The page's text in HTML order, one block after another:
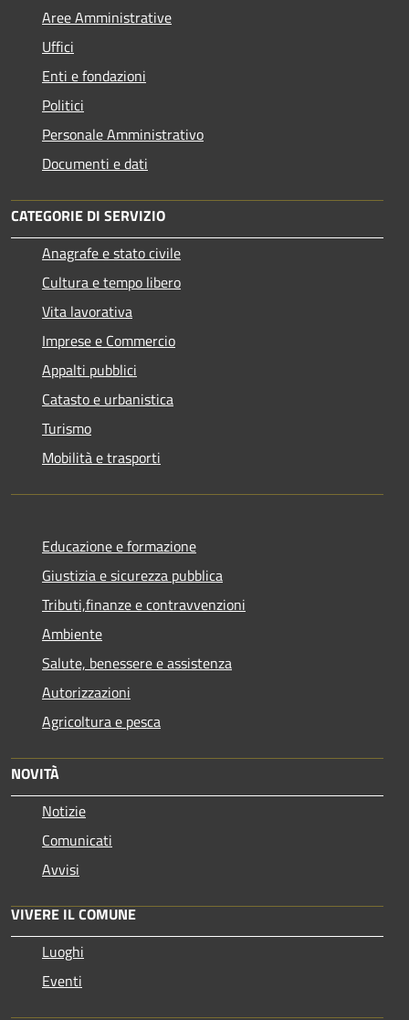
Aree Amministrative
Uffici
Enti e fondazioni
Politici
Personale Amministrativo
Documenti e dati
CATEGORIE DI SERVIZIO
Anagrafe e stato civile
Cultura e tempo libero
Vita lavorativa
Imprese e Commercio
Appalti pubblici
Catasto e urbanistica
Turismo
Mobilità e trasporti
Educazione e formazione
Giustizia e sicurezza pubblica
Tributi,finanze e contravvenzioni
Ambiente
Salute, benessere e assistenza
Autorizzazioni
Agricoltura e pesca
NOVITÀ
Notizie
Comunicati
Avvisi
VIVERE IL COMUNE
Luoghi
Eventi